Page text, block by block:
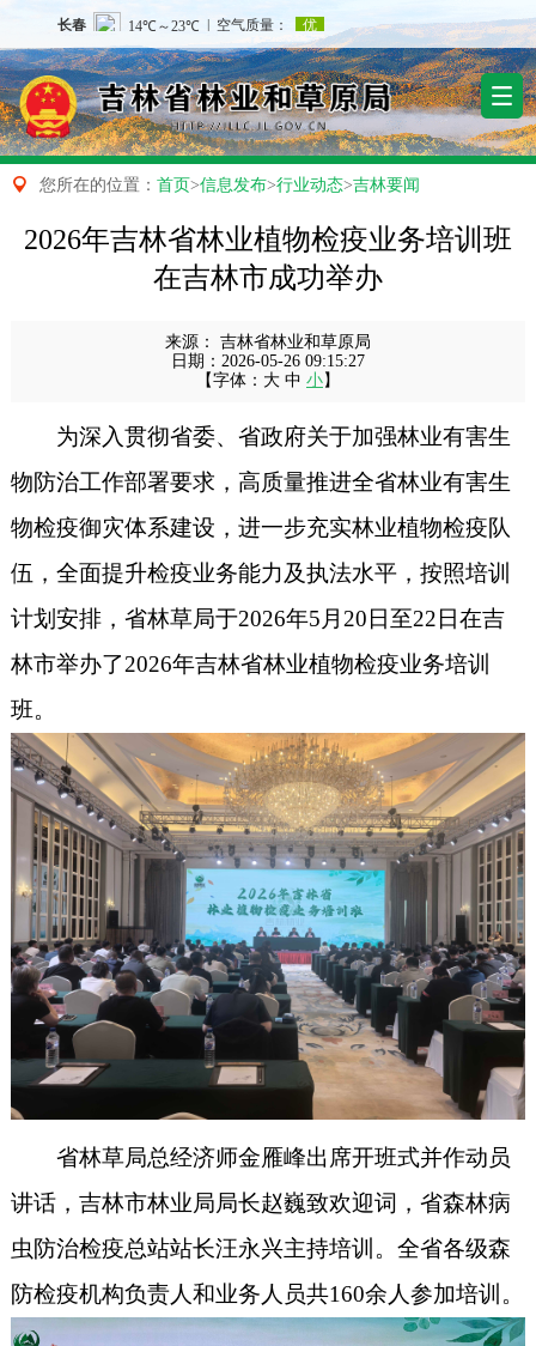
 您所在的位置： 首页>信息发布>行业动态>吉林要闻
2026年吉林省林业植物检疫业务培训班
在吉林市成功举办
来源：
吉林省林业和草原局
日期： 2026-05-26 09:15:27
【字体： 大 中 小】
为深入贯彻省委、省政府关于加强林业有害生
物防治工作部署要求，高质量推进全省林业有害生
物检疫御灾体系建设，进一步充实林业植物检疫队
伍，全面提升检疫业务能力及执法水平，按照培训
计划安排，省林草局于2026年5月20日至22日在吉
林市举办了2026年吉林省林业植物检疫业务培训
班。
省林草局总经济师金雁峰出席开班式并作动员
讲话，吉林市林业局局长赵巍致欢迎词，省森林病
虫防治检疫总站站长汪永兴主持培训。 全省各级森
防检疫机构负责人和业务人员共160余人参加培训。